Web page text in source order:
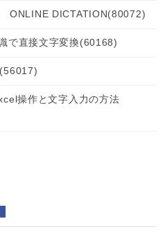
ONLINE DICTATION(80072)
で直接文字変換(60168)
(56017)
操作と文字入力の方法